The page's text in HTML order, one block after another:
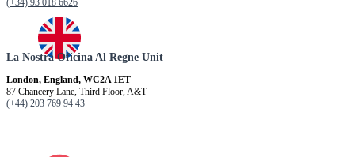
(+34) 93 018 6626
La Nostra Oficina Al Regne Unit
London, England, WC2A 1ET
87 Chancery Lane, Third Floor, A&T
(+44) 203 769 94 43